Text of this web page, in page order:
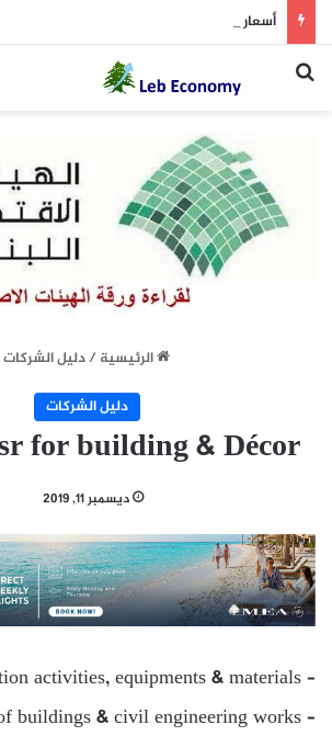
بحث عن
الرئيسية/دليل الشركات
دليل الشركات
for building & Décor
ديسمبر 11, 2019
activities, equipments & materials –
buildings & civil engineering works –